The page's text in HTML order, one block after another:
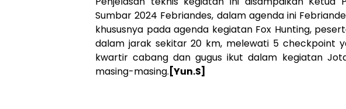
Sumbar 2024 Febriandes, dalam agenda ini
khususnya pada agenda kegiatan Fox Hunting,
dalam jarak sekitar 20 km, melewati 5 checkpoint
kwartir cabang dan gugus ikut dalam kegiatan
masing-masing. [Yun.S]